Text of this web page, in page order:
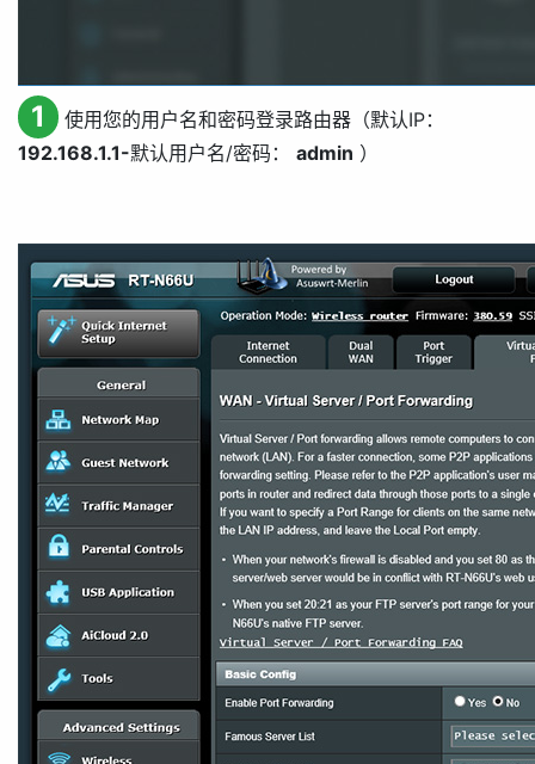
1
使用您的用户名和密码登录路由器（默认IP：
192.168.1.1-默认用户名/密码： admin ）